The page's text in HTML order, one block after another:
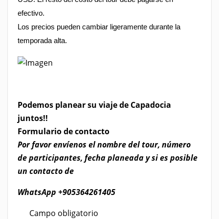
efectivo.
Los precios pueden cambiar ligeramente durante la
temporada alta.
Podemos planear su viaje de Capadocia
juntos!!
​Formulario de contacto
Por favor envíenos el nombre del tour, número
de participantes, fecha planeada y si es posible
un contacto de
WhatsApp +905364261405
Campo obligatorio